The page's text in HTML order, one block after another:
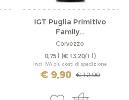
IGT Puglia Primitivo
Family...
Corvezzo
0,75 l (€ 13,20/1 l)
incl. IVA più costi di spedizione
€ 9,90 € 12,90